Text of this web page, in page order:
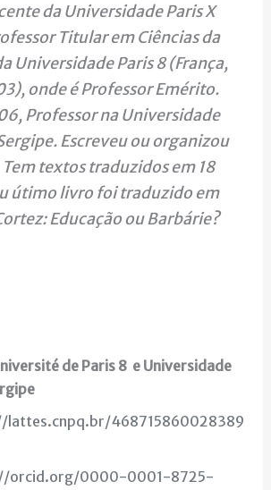
da Universidade Paris X
Titular em Ciências da
Universidade Paris 8 (França,
onde é Professor Emérito.
Professor na Universidade
Escreveu ou organizou
textos traduzidos em 18
útimo livro foi traduzido em
Educação ou Barbárie?
de Paris 8 e Universidade
lattes.cnpq.br/468715860028389
orcid.org/0000-0001-8725-